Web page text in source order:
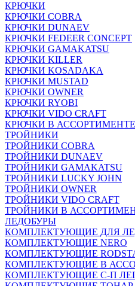
КРЮЧКИ
КРЮЧКИ COBRA
КРЮЧКИ DUNAEV
КРЮЧКИ FEDEER CONCEPT
КРЮЧКИ GAMAKATSU
КРЮЧКИ KILLER
КРЮЧКИ KOSADAKA
КРЮЧКИ MUSTAD
КРЮЧКИ OWNER
КРЮЧКИ RYOBI
КРЮЧКИ VIDO CRAFT
КРЮЧКИ В АССОРТИМЕНТЕ
ТРОЙНИКИ
ТРОЙНИКИ COBRA
ТРОЙНИКИ DUNAEV
ТРОЙНИКИ GAMAKATSU
ТРОЙНИКИ LUCKY JOHN
ТРОЙНИКИ OWNER
ТРОЙНИКИ VIDO CRAFT
ТРОЙНИКИ В
ЛЕДОБУРЫ
КОМПЛЕКТУЮЩИЕ ДЛЯ
КОМПЛЕКТУЮЩИЕ NERO
КОМПЛЕКТУЮЩИЕ
КОМПЛЕКТУЮЩИЕ В
КОМПЛЕКТУЮЩИЕ С-П